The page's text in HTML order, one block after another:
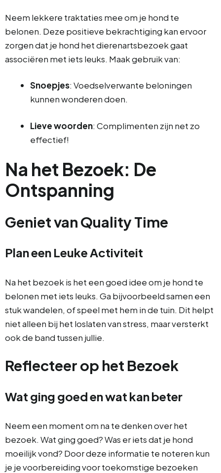
Neem lekkere traktaties mee om je hond te
belonen. Deze positieve bekrachtiging kan ervoor
zorgen dat je hond het dierenartsbezoek gaat
associëren met iets leuks. Maak gebruik van:
Snoepjes: Voedselverwante beloningen
kunnen wonderen doen.
Lieve woorden: Complimenten zijn net zo
effectief!
Na het Bezoek: De
Ontspanning
Geniet van Quality Time
Plan een Leuke Activiteit
Na het bezoek is het een goed idee om je hond te
belonen met iets leuks. Ga bijvoorbeeld samen een
stuk wandelen, of speel met hem in de tuin. Dit helpt
niet alleen bij het loslaten van stress, maar versterkt
ook de band tussen jullie.
Reflecteer op het Bezoek
Wat ging goed en wat kan beter
Neem een moment om na te denken over het
bezoek. Wat ging goed? Was er iets dat je hond
moeilijk vond? Door deze informatie te noteren kun
je je voorbereiding voor toekomstige bezoeken